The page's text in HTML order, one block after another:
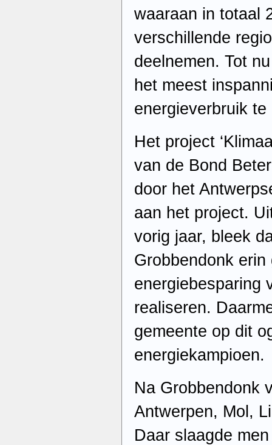
waaraan in totaal
verschillende
deelnemen. Tot
het meest
energieverbruik
Het project
van de Bond
door het
aan het project.
vorig jaar, bleek
Grobbendonk
energiebesparing
realiseren.
gemeente op dit
energiekampioen.
Na Grobbendonk
Antwerpen, Mol,
Daar slaagde